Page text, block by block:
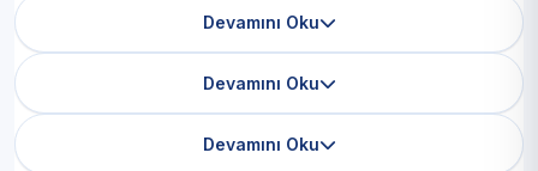
Devamını Oku
Devamını Oku
Devamını Oku